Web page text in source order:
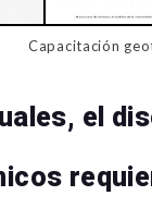
Capacitación
el